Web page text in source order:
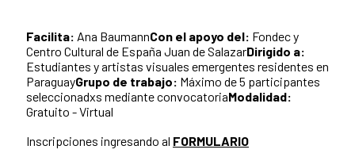
Facilita: Ana BaumannCon el apoyo del: Fondec y
Centro Cultural de España Juan de SalazarDirigido a:
Estudiantes y artistas visuales emergentes residentes en
ParaguayGrupo de trabajo: Máximo de 5 participantes
seleccionadxs mediante convocatoriaModalidad:
Gratuito - Virtual
Inscripciones ingresando al FORMULARIO